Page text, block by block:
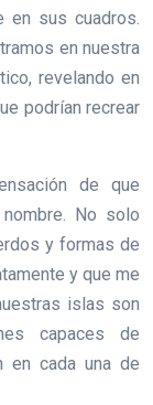
en sus cuadros.
en nuestra
revelando en
podrían recrear
de que
No solo
y formas de
y que me
islas son
capaces de
en cada una de